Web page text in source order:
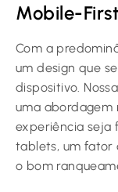
Mobile-
Com a
um design que
dispositivo.
uma abordagem
experiência seja
tablets, um fator
o bom